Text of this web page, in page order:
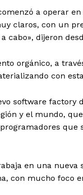
a operar
claros, con un
cabo», dijeron
orgánico, a
con
software factory
y el mundo,
en una
con mucho foco